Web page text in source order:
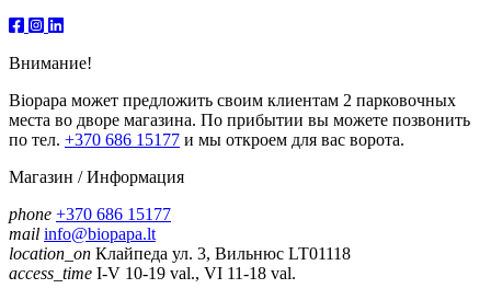
Внимание!
Biopapa может предложить своим клиентам 2 парковочных
места во дворе магазина. По прибытии вы можете позвонить
по тел. +370 686 15177 и мы откроем для вас ворота.
Магазин / Информация
phone +370 686 15177
mail info@biopapa.lt
location_on Клайпеда ул. 3, Вильнюс LT01118
access_time I-V 10-19 val., VI 11-18 val.